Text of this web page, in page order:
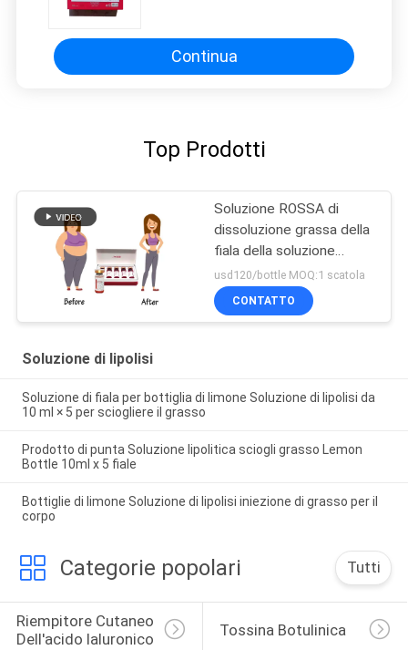
Continua
Top Prodotti
Soluzione ROSSA di
dissoluzione grassa della
fiala della soluzione
lipolitica dell'iniezione
usd120/bottle MOQ:1 scatola
CONTATTO
Soluzione di lipolisi
Soluzione di fiala per bottiglia di limone Soluzione di lipolisi da
10 ml × 5 per sciogliere il grasso
Prodotto di punta Soluzione lipolitica sciogli grasso Lemon
Bottle 10ml x 5 fiale
Bottiglie di limone Soluzione di lipolisi iniezione di grasso per il
corpo
Categorie popolari Tutti
Riempitore Cutaneo
Dell'acido Ialuronico
Tossina Botulinica